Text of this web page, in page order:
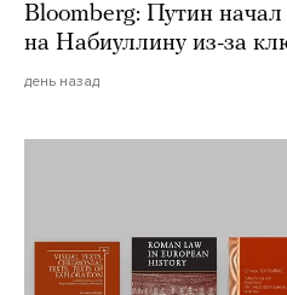
Bloomberg: Путин начал
на Набиуллину из-за
день назад